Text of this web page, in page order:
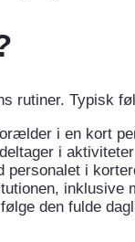
rutiner. Typisk
i en kort
i
personalet i
inklusive
den fulde